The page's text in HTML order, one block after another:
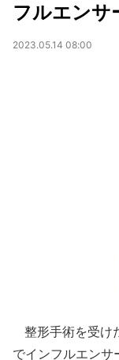
フルエンサ
2023.05.14 08:00
整形手術を受け
でインフルエンサ